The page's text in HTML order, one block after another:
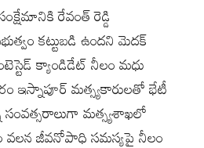
రేవంత్ రెడ్డి
కట్టుబడి ఉందని మెదక్
క్యాండిడేట్ నీలం మధు
ఇస్నాపూర్ మత్స్యకారులతో భేటీ
సంవత్సరాలుగా మత్స్యశాఖలో
వలన జీవనోపాధి సమస్యపై నీలం